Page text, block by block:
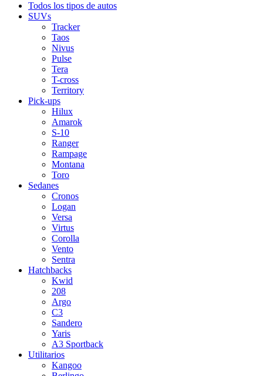
Todos los tipos de autos
SUVs
Tracker
Taos
Nivus
Pulse
Tera
T-cross
Territory
Pick-ups
Hilux
Amarok
S-10
Ranger
Rampage
Montana
Toro
Sedanes
Cronos
Logan
Versa
Virtus
Corolla
Vento
Sentra
Hatchbacks
Kwid
208
Argo
C3
Sandero
Yaris
A3 Sportback
Utilitarios
Kangoo